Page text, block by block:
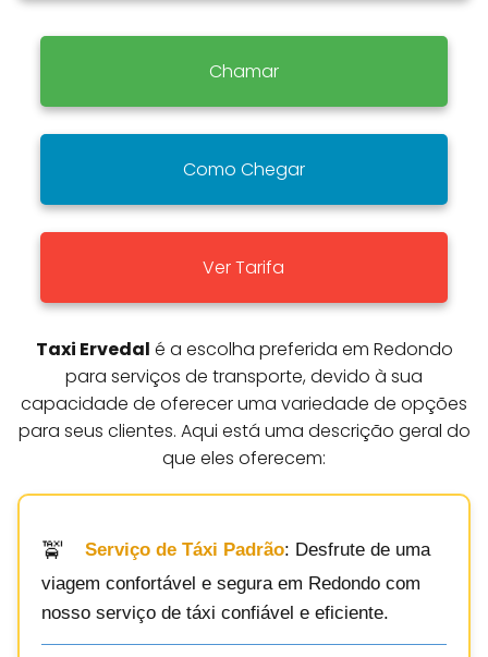
Chamar
Como Chegar
Ver Tarifa
Taxi Ervedal é a escolha preferida em Redondo
para serviços de transporte, devido à sua
capacidade de oferecer uma variedade de opções
para seus clientes. Aqui está uma descrição geral do
que eles oferecem:
Serviço de Táxi Padrão: Desfrute de uma
viagem confortável e segura em Redondo com
nosso serviço de táxi confiável e eficiente.